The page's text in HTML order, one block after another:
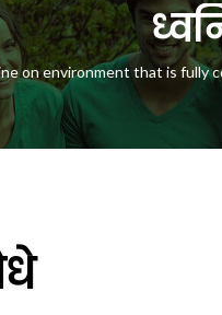
on environment that is